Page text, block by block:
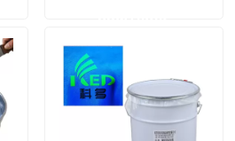
οθόνης
μελάνι σιλικόνης